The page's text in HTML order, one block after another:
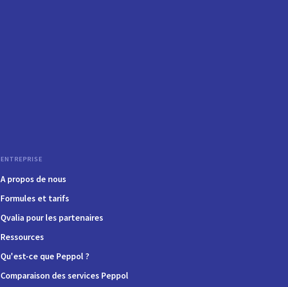
ENTREPRISE
A propos de nous
Formules et tarifs
Qvalia pour les partenaires
Ressources
Qu'est-ce que Peppol ?
Comparaison des services Peppol